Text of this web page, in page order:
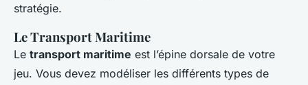
stratégie.
Le Transport Maritime
Le transport maritime est l’épine dorsale de votre
jeu. Vous devez modéliser les différents types de